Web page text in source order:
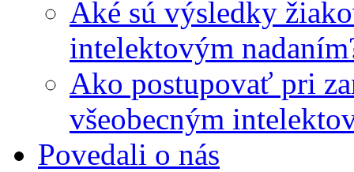
Aké sú výsledky
intelektovým
Ako postupovať pri
všeobecným
Povedali o nás